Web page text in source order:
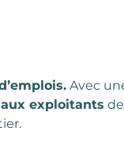
Avec
exploitants